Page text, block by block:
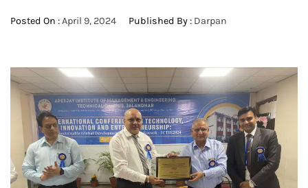
Posted On :April 9, 2024 Published By : Darpan